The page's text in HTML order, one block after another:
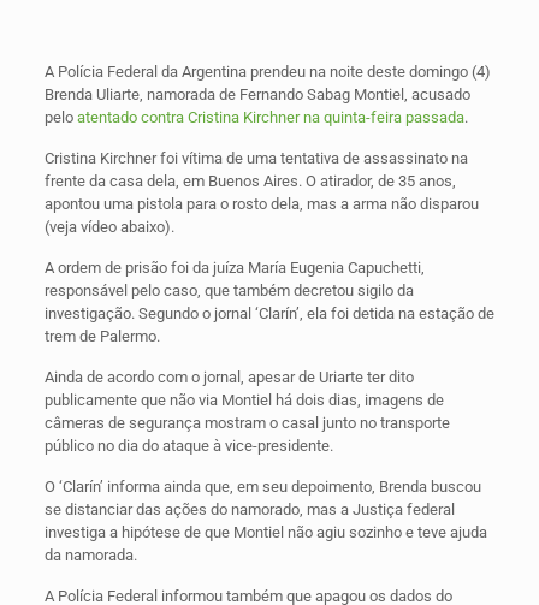
A Polícia Federal da Argentina prendeu na noite deste domingo (4)
Brenda Uliarte, namorada de Fernando Sabag Montiel, acusado
pelo atentado contra Cristina Kirchner na quinta-feira passada.
Cristina Kirchner foi vítima de uma tentativa de assassinato na
frente da casa dela, em Buenos Aires. O atirador, de 35 anos,
apontou uma pistola para o rosto dela, mas a arma não disparou
(veja vídeo abaixo).
A ordem de prisão foi da juíza María Eugenia Capuchetti,
responsável pelo caso, que também decretou sigilo da
investigação. Segundo o jornal ‘Clarín’, ela foi detida na estação de
trem de Palermo.
Ainda de acordo com o jornal, apesar de Uriarte ter dito
publicamente que não via Montiel há dois dias, imagens de
câmeras de segurança mostram o casal junto no transporte
público no dia do ataque à vice-presidente.
O ‘Clarín’ informa ainda que, em seu depoimento, Brenda buscou
se distanciar das ações do namorado, mas a Justiça federal
investiga a hipótese de que Montiel não agiu sozinho e teve ajuda
da namorada.
A Polícia Federal informou também que apagou os dados do